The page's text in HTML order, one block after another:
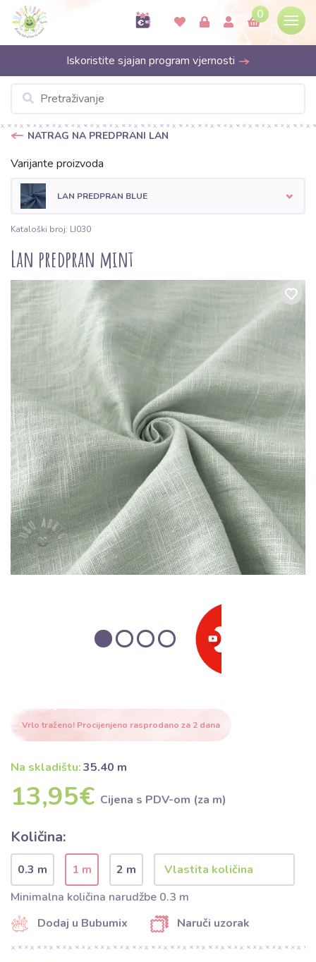
0
Iskoristite sjajan program vjernosti
NATRAG NA PREDPRANI LAN
Varijante proizvoda
LAN PREDPRAN BLUE
Kataloški broj: LI030
Lan predpran mint
Vrlo traženo! Procijenjeno rasprodano za 2 dana
Na skladištu:35.40 m
13,95€ Cijena s PDV-om (za m)
Količina:
0.3 m 1 m
2 m
Minimalna količina narudžbe 0.3 m
Dodaj u Bubumix
Naruči uzorak